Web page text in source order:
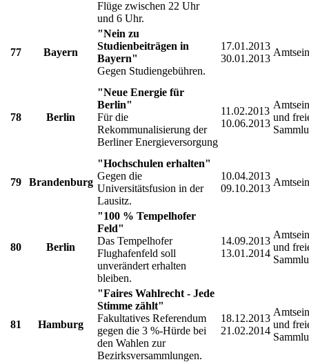
Flüge zwischen 22 Uhr
und 6 Uhr.
77 Bayern
"Nein zu
Studienbeiträgen in
Bayern"
Gegen Studiengebühren.
17.01.2013
30.01.2013
78 Berlin
"Neue Energie für
Berlin"
Für die
Rekommunalisierung der
Berliner Energieversorgung
11.02.2013
10.06.2013
und
79 Brandenburg
"Hochschulen erhalten"
Gegen die
Universitätsfusion in der
Lausitz.
10.04.2013
09.10.2013
80 Berlin
"100 % Tempelhofer
Feld"
Das Tempelhofer
Flughafenfeld soll
unverändert erhalten
bleiben.
14.09.2013
13.01.2014
und
81 Hamburg
"Faires Wahlrecht - Jede
Stimme zählt"
Fakultatives Referendum
gegen die 3 %-Hürde bei
den Wahlen zur
Bezirksversammlungen.
18.12.2013
21.02.2014
und